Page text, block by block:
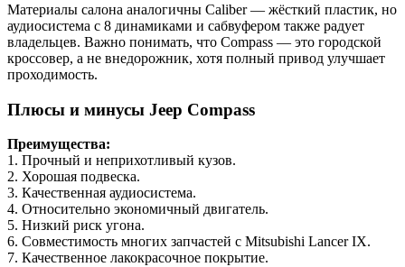
Материалы салона аналогичны Caliber — жёсткий пластик, но
аудиосистема с 8 динамиками и сабвуфером также радует
владельцев. Важно понимать, что Compass — это городской
кроссовер, а не внедорожник, хотя полный привод улучшает
проходимость.
Плюсы и минусы Jeep Compass
Преимущества:
1. Прочный и неприхотливый кузов.
2. Хорошая подвеска.
3. Качественная аудиосистема.
4. Относительно экономичный двигатель.
5. Низкий риск угона.
6. Совместимость многих запчастей с Mitsubishi Lancer IX.
7. Качественное лакокрасочное покрытие.